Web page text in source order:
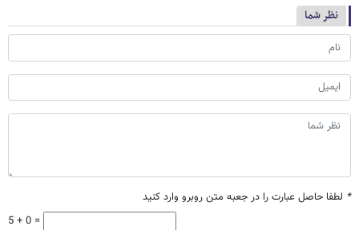
نظر شما
* لطفا حاصل عبارت را در جعبه متن روبرو وارد کنید
5 + 0 =